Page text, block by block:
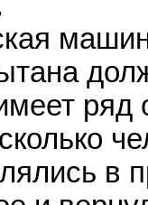
ряд
в